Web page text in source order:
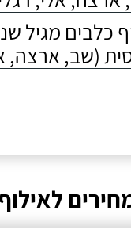
כלבים מגיל
(שב, ארצה,